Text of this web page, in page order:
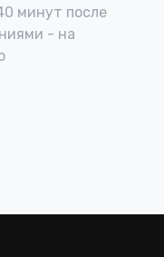
минут после
- на